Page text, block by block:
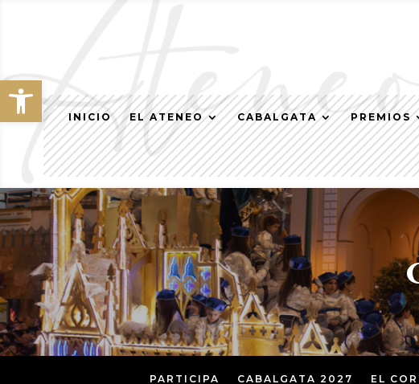
Abrir barra de herramientas
INICIO EL ATENEO CABALGATA PREMIOS
PARTICIPA CABALGATA 2027 EL